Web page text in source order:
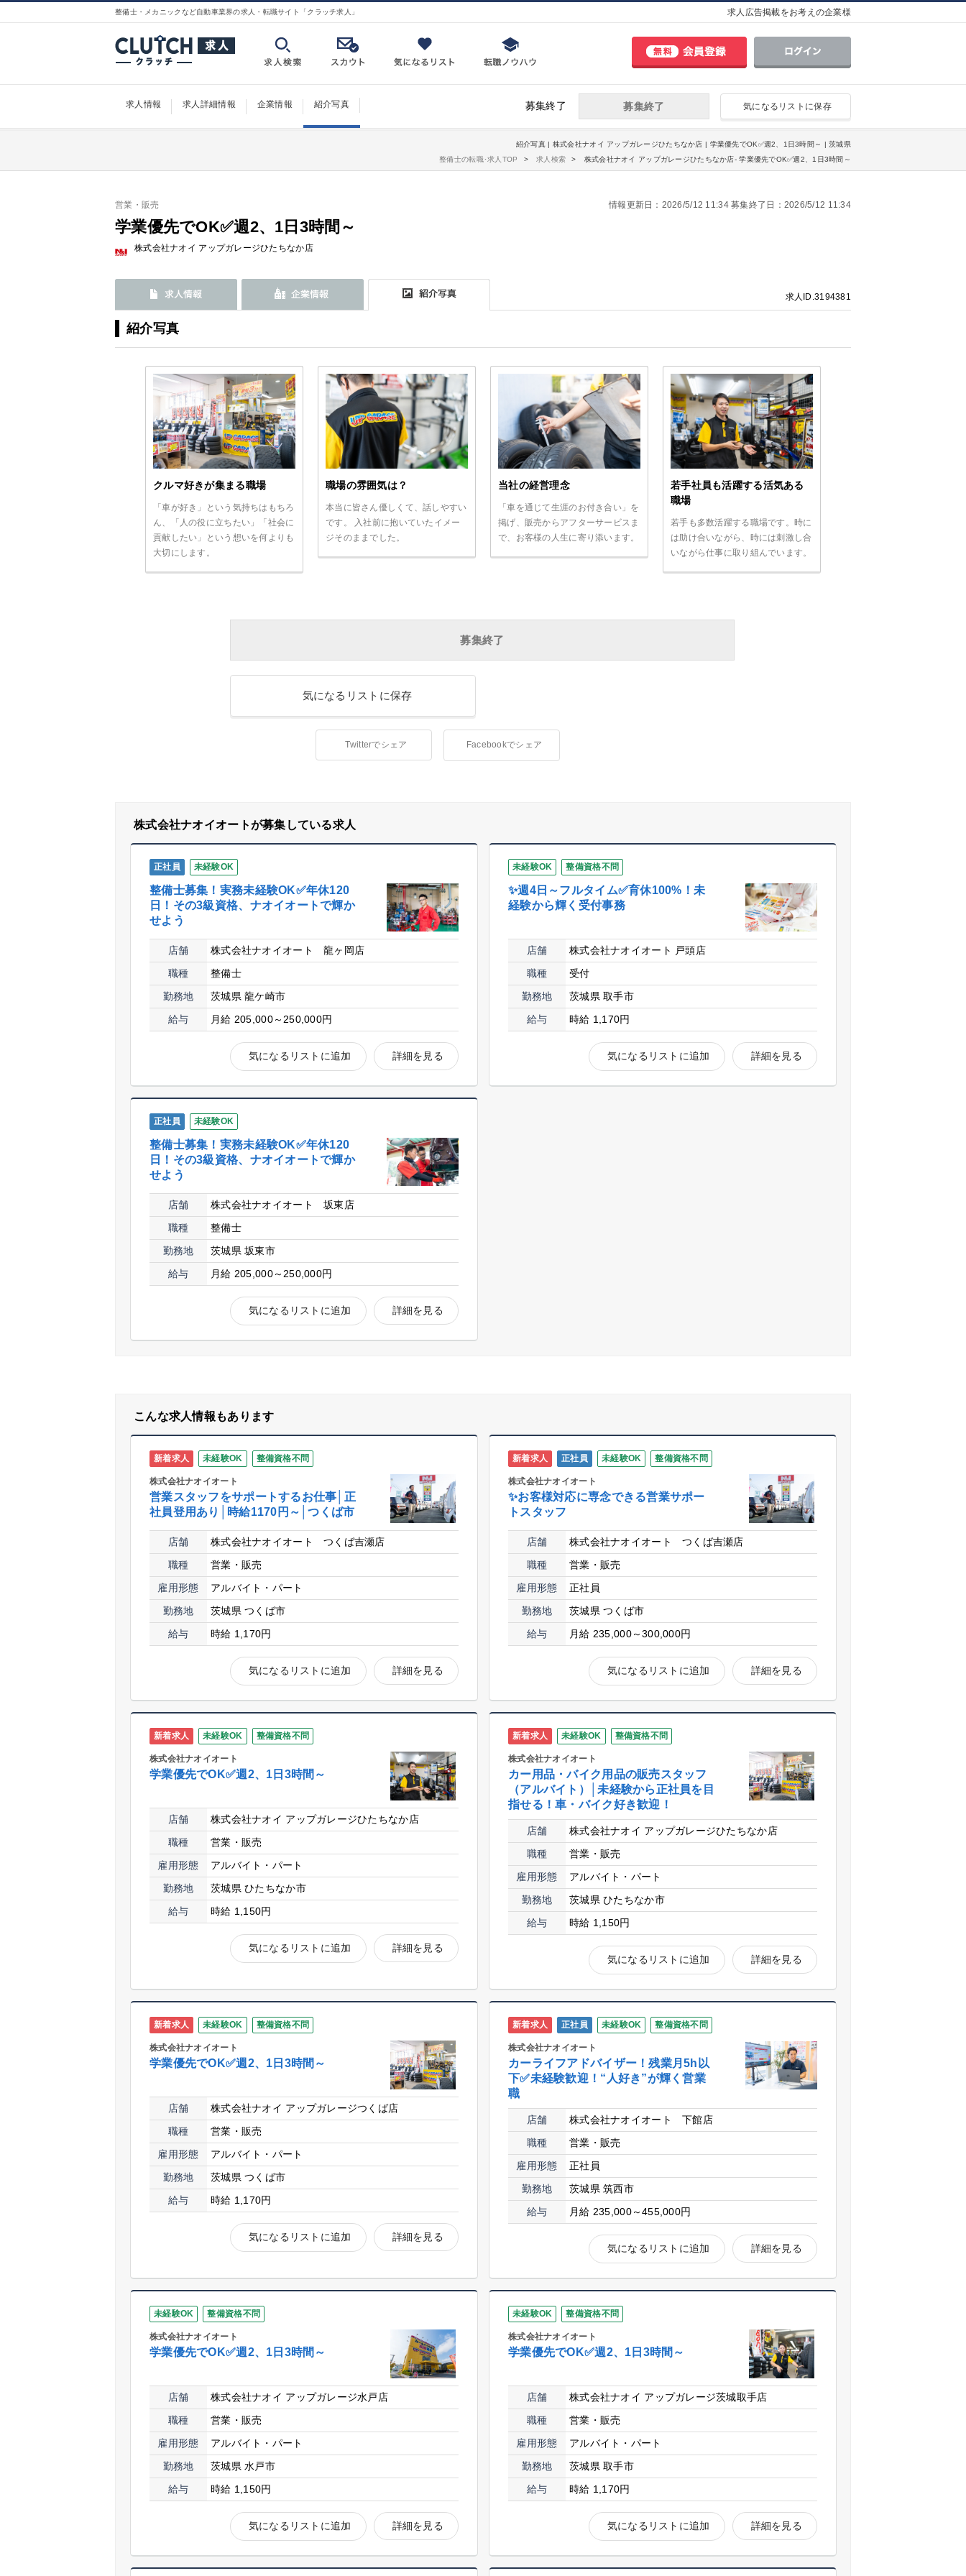
整備士・メカニックなど自動車業界の求人・転職サイト「クラッチ求人」 求人広告掲載をお考えの企業様
求人情報 求人詳細情報 企業情報 紹介写真 気になるリストに保存
募集終了
募集終了
紹介写真 | 株式会社ナオイ アップガレージひたちなか店 | 学業優先でOK✅週2、1日3時間～ | 茨城県
整備士の転職･求人TOP
求人検索 株式会社ナオイ アップガレージひたちなか店- 学業優先でOK✅週2、1日3時間～
情報更新日：2026/5/12 11:34 募集終了日：2026/5/12 11:34
営業・販売
学業優先でOK✅週2、1日3時間～
株式会社ナオイ アップガレージひたちなか店
求人ID.3194381
紹介写真
クルマ好きが集まる職場
「車が好き」という気持ちはもちろ
ん、「人の役に立ちたい」「社会に
貢献したい」という想いを何よりも
大切にします。
職場の雰囲気は？
本当に皆さん優しくて、話しやすい
です。 入社前に抱いていたイメー
ジそのままでした。
当社の経営理念
「車を通じて生涯のお付き合い」を
掲げ、販売からアフターサービスま
で、お客様の人生に寄り添います。
若手社員も活躍する活気ある
職場
若手も多数活躍する職場です。時に
は助け合いながら、時には刺激し合
いながら仕事に取り組んでいます。
募集終了
気になるリストに保存
Twitterでシェア Facebookでシェア
株式会社ナオイオートが募集している求人
正社員 未経験OK
整備士募集！実務未経験OK✅年休120
日！その3級資格、ナオイオートで輝か
せよう
店舗
株式会社ナオイオート 龍ヶ岡店
職種
整備士
勤務地
茨城県 龍ケ崎市
給与
月給 205,000～250,000円
詳細を見る
気になるリストに追加
未経験OK 整備資格不問
✨週4日～フルタイム✅育休100%！未
経験から輝く受付事務
店舗
株式会社ナオイオート 戸頭店
職種
受付
勤務地
茨城県 取手市
給与
時給 1,170円
詳細を見る
気になるリストに追加
正社員 未経験OK
整備士募集！実務未経験OK✅年休120
日！その3級資格、ナオイオートで輝か
せよう
店舗
株式会社ナオイオート 坂東店
職種
整備士
勤務地
茨城県 坂東市
給与
月給 205,000～250,000円
詳細を見る
気になるリストに追加
こんな求人情報もあります
新着求人 未経験OK 整備資格不問
株式会社ナオイオート
営業スタッフをサポートするお仕事│正
社員登用あり│時給1170円～│つくば市
店舗
株式会社ナオイオート つくば吉瀬店
職種
営業・販売
雇用形態
アルバイト・パート
勤務地
茨城県 つくば市
給与
時給 1,170円
詳細を見る
気になるリストに追加
新着求人 正社員 未経験OK 整備資格不問
株式会社ナオイオート
✨お客様対応に専念できる営業サポー
トスタッフ
店舗
株式会社ナオイオート つくば吉瀬店
職種
営業・販売
雇用形態
正社員
勤務地
茨城県 つくば市
給与
月給 235,000～300,000円
詳細を見る
気になるリストに追加
新着求人 未経験OK 整備資格不問
株式会社ナオイオート
学業優先でOK✅週2、1日3時間～
店舗
株式会社ナオイ アップガレージひたちなか店
職種
営業・販売
雇用形態
アルバイト・パート
勤務地
茨城県 ひたちなか市
給与
時給 1,150円
詳細を見る
気になるリストに追加
新着求人 未経験OK 整備資格不問
株式会社ナオイオート
カー用品・バイク用品の販売スタッフ
（アルバイト）│未経験から正社員を目
指せる！車・バイク好き歓迎！
店舗
株式会社ナオイ アップガレージひたちなか店
職種
営業・販売
雇用形態
アルバイト・パート
勤務地
茨城県 ひたちなか市
給与
時給 1,150円
詳細を見る
気になるリストに追加
新着求人 未経験OK 整備資格不問
株式会社ナオイオート
学業優先でOK✅週2、1日3時間～
店舗
株式会社ナオイ アップガレージつくば店
職種
営業・販売
雇用形態
アルバイト・パート
勤務地
茨城県 つくば市
給与
時給 1,170円
詳細を見る
気になるリストに追加
新着求人 正社員 未経験OK 整備資格不問
株式会社ナオイオート
カーライフアドバイザー！残業月5h以
下✅未経験歓迎！“人好き”が輝く営業
職
店舗
株式会社ナオイオート 下館店
職種
営業・販売
雇用形態
正社員
勤務地
茨城県 筑西市
給与
月給 235,000～455,000円
詳細を見る
気になるリストに追加
未経験OK 整備資格不問
株式会社ナオイオート
学業優先でOK✅週2、1日3時間～
店舗
株式会社ナオイ アップガレージ水戸店
職種
営業・販売
雇用形態
アルバイト・パート
勤務地
茨城県 水戸市
給与
時給 1,150円
詳細を見る
気になるリストに追加
未経験OK 整備資格不問
株式会社ナオイオート
学業優先でOK✅週2、1日3時間～
店舗
株式会社ナオイ アップガレージ茨城取手店
職種
営業・販売
雇用形態
アルバイト・パート
勤務地
茨城県 取手市
給与
時給 1,170円
詳細を見る
気になるリストに追加